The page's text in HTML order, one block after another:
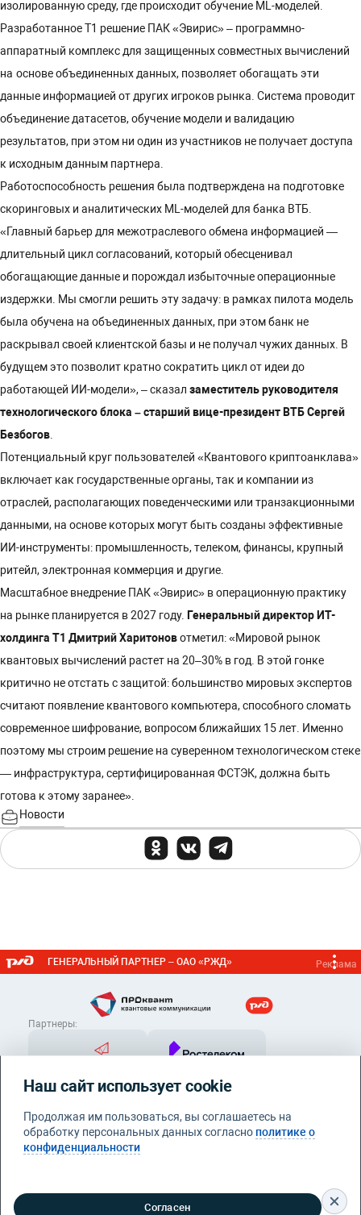
изолированную среду, где происходит обучение ML-моделей.
Разработанное Т1 решение ПАК «Эвирис» – программно-
аппаратный комплекс для защищенных совместных вычислений
на основе объединенных данных, позволяет обогащать эти
данные информацией от других игроков рынка. Система проводит
объединение датасетов, обучение модели и валидацию
результатов, при этом ни один из участников не получает доступа
к исходным данным партнера.
Работоспособность решения была подтверждена на подготовке
скоринговых и аналитических ML-моделей для банка ВТБ.
«Главный барьер для межотраслевого обмена информацией —
длительный цикл согласований, который обесценивал
обогащающие данные и порождал избыточные операционные
издержки. Мы смогли решить эту задачу: в рамках пилота модель
была обучена на объединенных данных, при этом банк не
раскрывал своей клиентской базы и не получал чужих данных. В
будущем это позволит кратно сократить цикл от идеи до
работающей ИИ-модели», – сказал заместитель руководителя
технологического блока – старший вице-президент ВТБ Сергей
Безбогов
Потенциальный круг пользователей «Квантового криптоанклава»
включает как государственные органы, так и компании из
отраслей, располагающих поведенческими или транзакционными
данными, на основе которых могут быть созданы эффективные
ИИ-инструменты: промышленность, телеком, финансы, крупный
ритейл, электронная коммерция и другие.
Масштабное внедрение ПАК «Эвирис» в операционную практику
на рынке планируется в 2027 году. Генеральный директор ИТ-
холдинга Т1 Дмитрий Харитоновотметил: «Мировой рынок
квантовых вычислений растет на 20–30% в год. В этой гонке
критично не отстать с защитой: большинство мировых экспертов
считают появление квантового компьютера, способного сломать
современное шифрование, вопросом ближайших 15 лет. Именно
поэтому мы строим решение на суверенном технологическом стеке
— инфраструктура, сертифицированная ФСТЭК, должна быть
готова к этому заранее».
Новости
ГЕНЕРАЛЬНЫЙ ПАРТНЕР – ОАО «РЖД» Реклама
Партнеры:
Контакты
Политика конфиденциальности
Наш сайт использует cookie
Продолжая им пользоваться, вы соглашаетесь на
обработку персональных данных согласно политике о
конфиденциальности
Согласен